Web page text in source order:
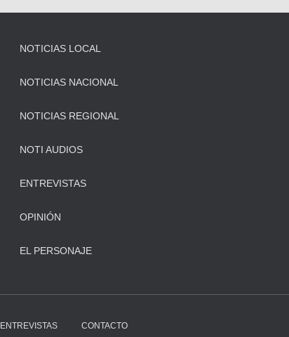
NOTICIAS LOCAL
NOTICIAS NACIONAL
NOTICIAS REGIONAL
NOTI AUDIOS
ENTREVISTAS
OPINIÓN
EL PERSONAJE
ENTREVISTAS CONTACTO